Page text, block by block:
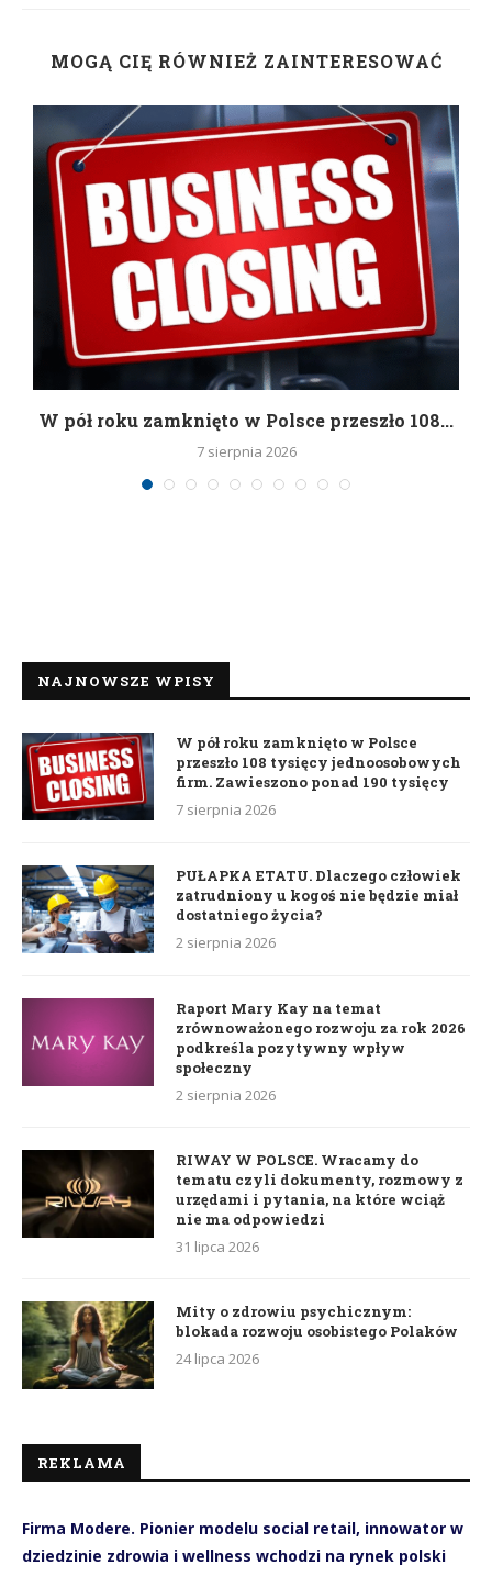
MOGĄ CIĘ RÓWNIEŻ ZAINTERESOWAĆ
W pół roku zamknięto w Polsce przeszło 108...
7 sierpnia 2026
NAJNOWSZE WPISY
W pół roku zamknięto w Polsce
przeszło 108 tysięcy jednoosobowych
firm. Zawieszono ponad 190 tysięcy
7 sierpnia 2026
PUŁAPKA ETATU. Dlaczego człowiek
zatrudniony u kogoś nie będzie miał
dostatniego życia?
2 sierpnia 2026
Raport Mary Kay na temat
zrównoważonego rozwoju za rok 2026
podkreśla pozytywny wpływ
społeczny
2 sierpnia 2026
RIWAY W POLSCE. Wracamy do
tematu czyli dokumenty, rozmowy z
urzędami i pytania, na które wciąż
nie ma odpowiedzi
31 lipca 2026
Mity o zdrowiu psychicznym:
blokada rozwoju osobistego Polaków
24 lipca 2026
REKLAMA
Firma Modere. Pionier modelu social retail, innowator w
dziedzinie zdrowia i wellness wchodzi na rynek polski